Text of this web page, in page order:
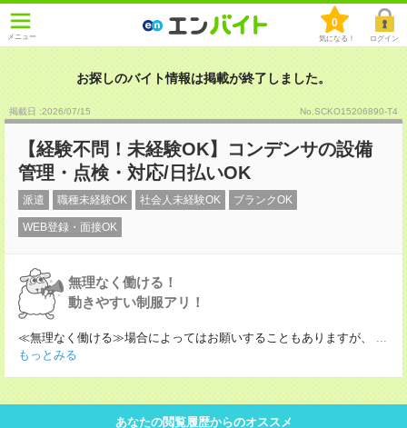
メニュー
0
気になる！ ログイン
お探しのバイト情報は掲載が終了しました。
掲載日 :2026/07/15 No.SCKO15206890-T4
【経験不問！未経験OK】コンデンサの設備
管理・点検・対応/日払いOK
派遣 職種未経験OK 社会人未経験OK ブランクOK
WEB登録・面接OK
無理なく働ける！
動きやすい制服アリ！
≪無理なく働ける≫場合によってはお願いすることもありますが、
...
もっとみる
あなたの閲覧履歴からのオススメ